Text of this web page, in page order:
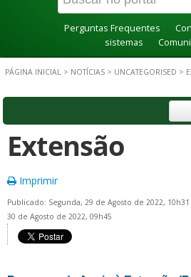
Perguntas Frequentes
sistemas
PÁGINA INICIAL > NOTÍCIAS > UNCATEGORISED >
Extensão
Imprimir
Publicado: Segunda, 29 de Agosto de 2022, 10h31
30 de Agosto de 2022, 09h45